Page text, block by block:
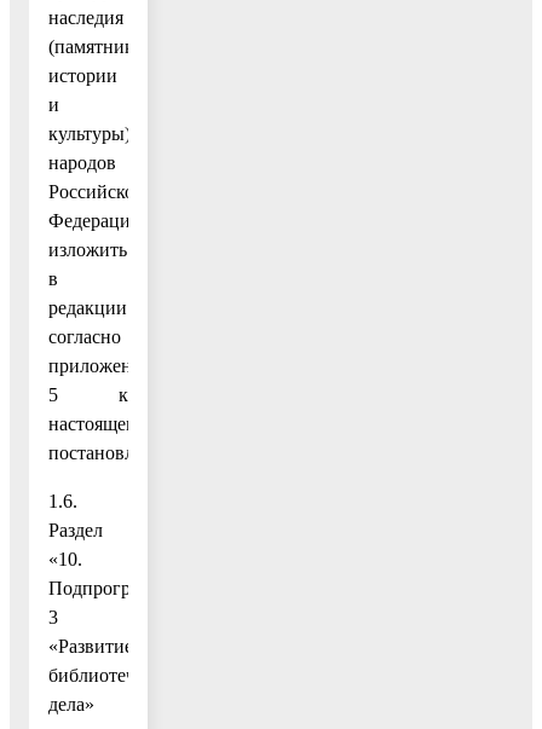
наследия
(памятников
истории
и
культуры)
народов
Российской
Федерации»
изложить
в
редакции
согласно
приложению
5 к
настоящему
постановлению;
1.6.
Раздел
«10.
Подпрограмма
3
«Развитие
библиотечного
дела»